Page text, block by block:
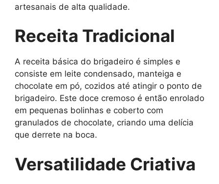
artesanais de alta qualidade.
Receita Tradicional
A receita básica do brigadeiro é simples e
consiste em leite condensado, manteiga e
chocolate em pó, cozidos até atingir o ponto de
brigadeiro. Este doce cremoso é então enrolado
em pequenas bolinhas e coberto com
granulados de chocolate, criando uma delícia
que derrete na boca.
Versatilidade Criativa